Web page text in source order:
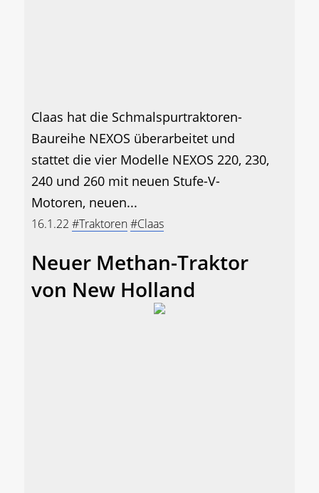
Claas hat die Schmalspurtraktoren-
Baureihe NEXOS überarbeitet und
stattet die vier Modelle NEXOS 220, 230,
240 und 260 mit neuen Stufe-V-
Motoren, neuen...
16.1.22 #Traktoren#Claas
Neuer Methan-Traktor
von New Holland